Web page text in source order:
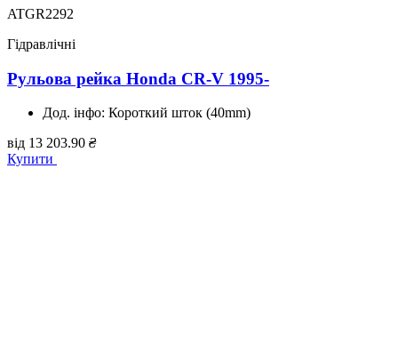
ATGR2292
Гідравлічні
Рульова рейка Honda CR-V 1995-
Дод. інфо: Короткий шток (40mm)
від 13 203.90 ₴
Купити